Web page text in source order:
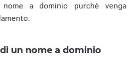
a dominio purchè venga
un nome a dominio